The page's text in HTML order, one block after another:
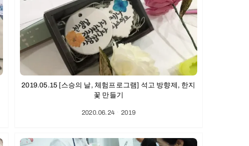
2019.05.15 [스승의 날, 체험프로그램] 석고 방향제, 한지
꽃 만들기
2020.06.24ㆍ2019